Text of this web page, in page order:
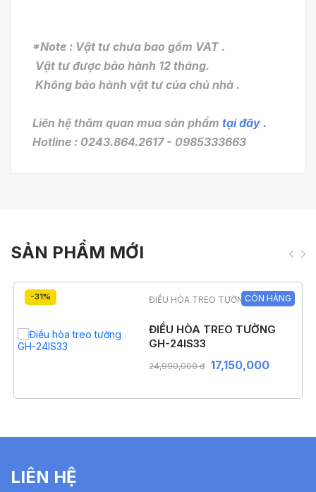
*Note : Vật tư chưa bao gồm VAT .
Vật tư được bảo hành 12 tháng.
Không bảo hành vật tư của chủ nhà .
Liên hệ thăm quan mua sản phẩm tại đây .
Hotline : 0243.864.2617 - 0985333663
SẢN PHẨM MỚI
-31% ĐIỀU HÒA TREO TƯỜNG
ĐIỀU HÒA TREO TƯỜNG
GH-24IS33
CÒN HÀNG
24,990,000 đ 17,150,000
LIÊN HỆ